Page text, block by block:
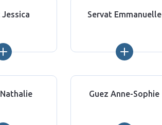
Jessica Servat Emmanuelle
Guez Anne-Sophie